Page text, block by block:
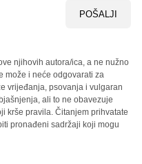
POŠALJI
njihovih autora/ica, a ne nužno
može i neće odgovarati za
vrijeđanja, psovanja i vulgaran
ali to ne obavezuje
krše pravila. Čitanjem prihvatate
pronađeni sadržaji koji mogu